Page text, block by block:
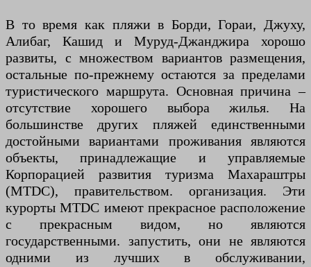
В то время как пляжи в Борди, Гораи, Джуху,
Алибаг, Кашид и Муруд-Джанджира хорошо
развиты, с множеством вариантов размещения,
остальные по-прежнему остаются за пределами
туристического маршрута. Основная причина –
отсутствие хорошего выбора жилья. На
большинстве других пляжей единственными
достойными вариантами проживания являются
объекты, принадлежащие и управляемые
Корпорацией развития туризма Махараштры
(MTDC), правительством. организация. Эти
курорты MTDC имеют прекрасное расположение
с прекрасным видом, но являются
государственными. запустить, они не являются
одними из лучших в обслуживании,